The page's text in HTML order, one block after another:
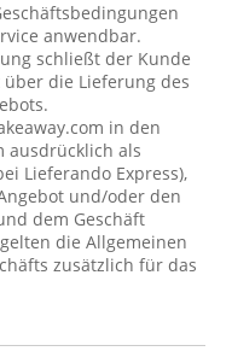
anwendbar.
schließt der Kunde
die Lieferung des
in den
ausdrücklich als
Lieferando Express),
und/oder den
dem Geschäft
die Allgemeinen
zusätzlich für das